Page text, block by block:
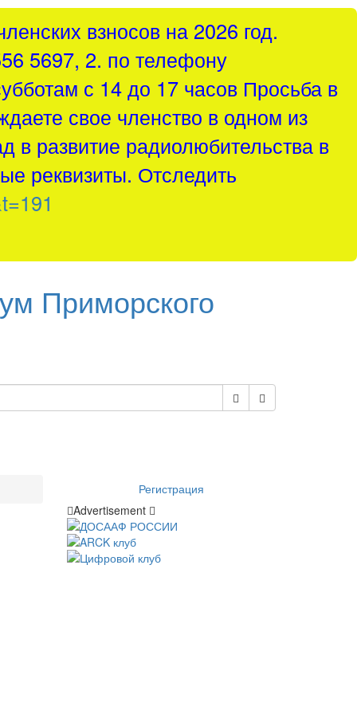
взносов на 2026 год.
5697, 2. по телефону
с 14 до 17 часов Просьба в
свое членство в одном из
в развитие радиолюбительства в
реквизиты. Отследить
Приморского
Регистрация
Advertisement